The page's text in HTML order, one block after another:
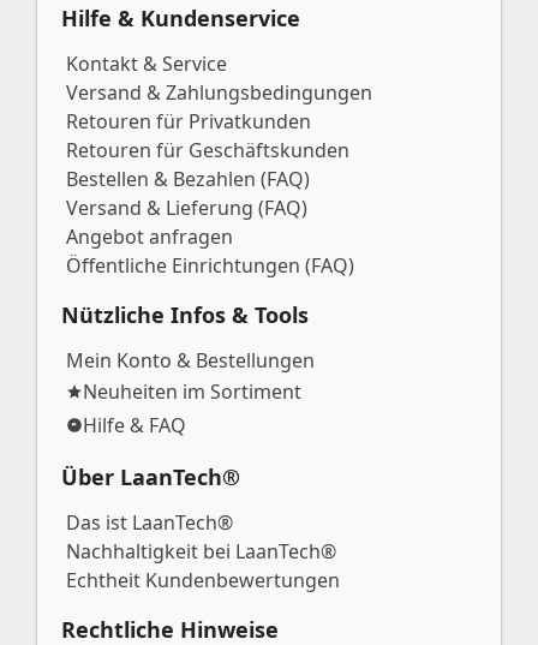
Hilfe & Kundenservice
Kontakt & Service
Versand & Zahlungsbedingungen
Retouren für Privatkunden
Retouren für Geschäftskunden
Bestellen & Bezahlen (FAQ)
Versand & Lieferung (FAQ)
Angebot anfragen
Öffentliche Einrichtungen (FAQ)
Nützliche Infos & Tools
Mein Konto & Bestellungen
Neuheiten im Sortiment
Hilfe & FAQ
Über LaanTech®
Das ist LaanTech®
Nachhaltigkeit bei LaanTech®
Echtheit Kundenbewertungen
Rechtliche Hinweise